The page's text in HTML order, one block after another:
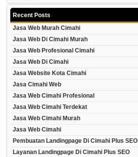
Recent Posts
Jasa Web Murah Cimahi
Jasa Web Di Cimahi Murah
Jasa Web Profesional Cimahi
Jasa Web Di Cimahi
Jasa Website Kota Cimahi
Jasa Cimahi Web
Jasa Web Cimahi Profesional
Jasa Web Cimahi Terdekat
Jasa Web Cimahi Murah
Jasa Web Cimahi
Pembuatan Landingpage Di Cimahi Plus SEO
Layanan Landingpage Di Cimahi Plus SEO